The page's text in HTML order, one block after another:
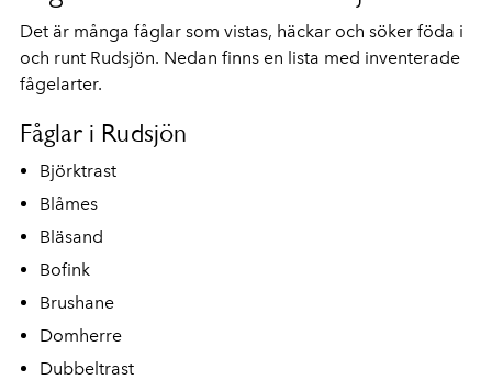
Det är många fåglar som vistas, häckar och söker föda i
och runt Rudsjön. Nedan finns en lista med inventerade
fågelarter.
Fåglar i Rudsjön
Björktrast
Blåmes
Bläsand
Bofink
Brushane
Domherre
Dubbeltrast